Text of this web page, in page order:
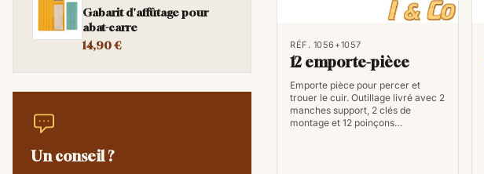
Gabarit d'affûtage pour
abat-carre
14,90 €
Un conseil ?
RÉF. 1056+1057
12 emporte-pièce
Emporte pièce pour percer et
trouer le cuir. Outillage livré avec 2
manches support, 2 clés de
montage et 12 poinçons…